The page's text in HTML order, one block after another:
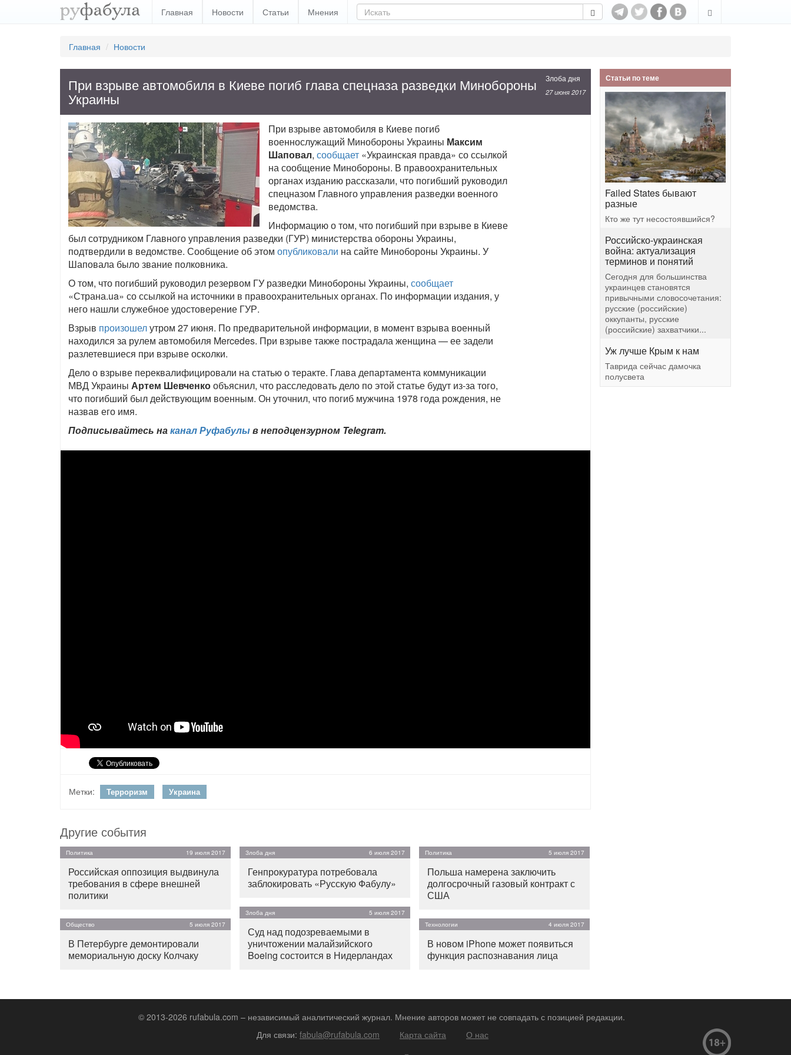
Главная Новости Статьи Мнения
Главная Новости
Злоба дня
27 июня 2017
При взрыве автомобиля в Киеве погиб глава спецназа разведки Минобороны
Украины
При взрыве автомобиля в Киеве погиб
военнослужащий Минобороны Украины Максим
Шаповал, сообщает «Украинская правда» со ссылкой
на сообщение Минобороны. В правоохранительных
органах изданию рассказали, что погибший руководил
спецназом Главного управления разведки военного
ведомства.
Информацию о том, что погибший при взрыве в Киеве
был сотрудником Главного управления разведки (ГУР) министерства обороны Украины,
подтвердили в ведомстве. Сообщение об этом опубликовали на сайте Минобороны Украины. У
Шаповала было звание полковника.
О том, что погибший руководил резервом ГУ разведки Минобороны Украины, сообщает
«Страна.ua» со ссылкой на источники в правоохранительных органах. По информации издания, у
него нашли служебное удостоверение ГУР.
Взрыв произошелутром 27 июня. По предварительной информации, в момент взрыва военный
находился за рулем автомобиля Mercedes. При взрыве также пострадала женщина — ее задели
разлетевшиеся при взрыве осколки.
Дело о взрыве переквалифицировали на статью о теракте. Глава департамента коммуникации
МВД Украины Артем Шевченкообъяснил, что расследовать дело по этой статье будут из-за того,
что погибший был действующим военным. Он уточнил, что погиб мужчина 1978 года рождения, не
назвав его имя.
Подписывайтесь наканал Руфабулыв неподцензурном Telegram.
Метки: Терроризм Украина
Другие события
Политика 19 июля 2017
Российская оппозиция выдвинула
требования в сфере внешней
политики
Общество 5 июля 2017
В Петербурге демонтировали
мемориальную доску Колчаку
Злоба дня 6 июля 2017
Генпрокуратура потребовала
заблокировать «Русскую Фабулу»
Злоба дня 5 июля 2017
Суд над подозреваемыми в
уничтожении малайзийского
Boeing состоится в Нидерландах
Политика 5 июля 2017
Польша намерена заключить
долгосрочный газовый контракт с
США
Технологии 4 июля 2017
В новом iPhone может появиться
функция распознавания лица
Статьи по теме
Failed States бывают
разные
Кто же тут несостоявшийся?
Российско-украинская
война: актуализация
терминов и понятий
Сегодня для большинства
украинцев становятся
привычными словосочетания:
русские (российские)
оккупанты, русские
(российские) захватчики...
Уж лучше Крым к нам
Таврида сейчас дамочка
полусвета
© 2013-2026 rufabula.com – независимый аналитический журнал. Мнение авторов может не совпадать с позицией редакции.
Для связи: fabula@rufabula.com Карта сайта О нас